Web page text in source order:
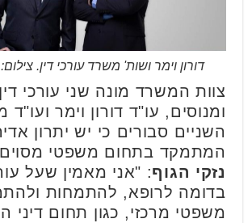
דורון וימר ושות' משרד עורכי דין.
צוות המשרד מונה שני עורכי
ומנוסים, עו"ד דורון וימר
השניים סבורים כי יש יתרון
המתמקד בתחום משפטי
נזקי הגוף: "אני מאמין שעל
בדומה לרופא, להתמחות
משפטי מרכזי, כגון תחום דיני